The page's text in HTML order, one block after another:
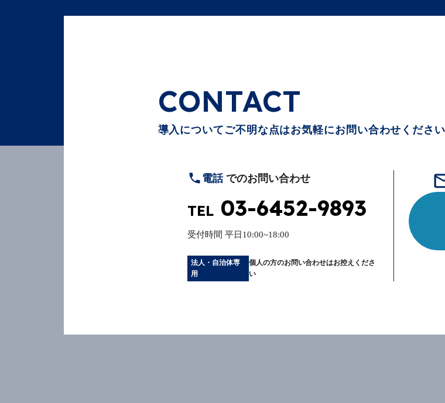
CONTACT
導入についてご不明な点はお気軽にお問い合わせください
電話でのお問い合わせ
TEL03-6452-9893
受付時間 平日10:00~18:00
法人・自治体専
用
個人の方のお問い合わせはお控えくださ
い